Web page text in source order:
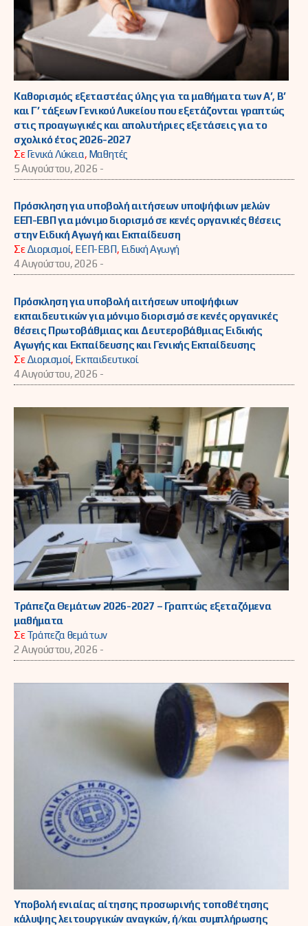
Καθορισμός εξεταστέας ύλης για τα μαθήματα των Α’, Β’
και Γ’ τάξεων Γενικού Λυκείου που εξετάζονται γραπτώς
στις προαγωγικές και απολυτήριες εξετάσεις για το
σχολικό έτος 2026-2027
ΣεΓενικά Λύκεια, Μαθητές
5 Αυγούστου, 2026 -
Πρόσκληση για υποβολή αιτήσεων υποψήφιων μελών
ΕΕΠ-ΕΒΠ για μόνιμο διορισμό σε κενές οργανικές θέσεις
στην Ειδική Αγωγή και Εκπαίδευση
ΣεΔιορισμοί, ΕΕΠ-ΕΒΠ, Ειδική Αγωγή
4 Αυγούστου, 2026 -
Πρόσκληση για υποβολή αιτήσεων υποψήφιων
εκπαιδευτικών για μόνιμο διορισμό σε κενές οργανικές
θέσεις Πρωτοβάθμιας και Δευτεροβάθμιας Ειδικής
Αγωγής και Εκπαίδευσης και Γενικής Εκπαίδευσης
ΣεΔιορισμοί, Εκπαιδευτικοί
4 Αυγούστου, 2026 -
Τράπεζα Θεμάτων 2026-2027 – Γραπτώς εξεταζόμενα
μαθήματα
ΣεΤράπεζα θεμάτων
2 Αυγούστου, 2026 -
Υποβολή ενιαίας αίτησης προσωρινής τοποθέτησης
κάλυψης λειτουργικών αναγκών, ή/και συμπλήρωσης